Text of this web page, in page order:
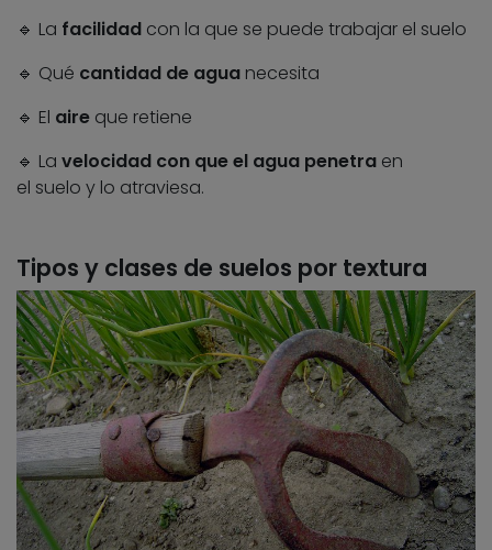
🔹 La facilidad con la que se puede trabajar el suelo
🔹 Qué cantidad de agua necesita
🔹 El aire que retiene
🔹 La velocidad con que el agua penetra en
el suelo y lo atraviesa.
Tipos y clases de suelos por textura